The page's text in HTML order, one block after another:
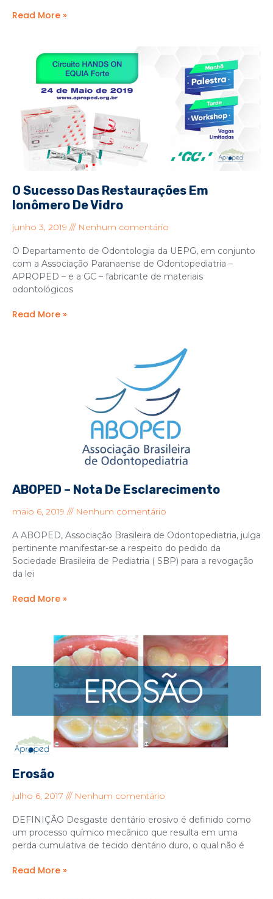
Read More »
O Sucesso Das Restaurações Em
Ionômero De Vidro
junho 3, 2019 Nenhum comentário
O Departamento de Odontologia da UEPG, em conjunto
com a Associação Paranaense de Odontopediatria –
APROPED – e a GC – fabricante de materiais
odontológicos
Read More »
ABOPED – Nota De Esclarecimento
maio 6, 2019 Nenhum comentário
A ABOPED, Associação Brasileira de Odontopediatria, julga
pertinente manifestar-se a respeito do pedido da
Sociedade Brasileira de Pediatria ( SBP) para a revogação
da lei
Read More »
Erosão
julho 6, 2017 Nenhum comentário
DEFINIÇÃO Desgaste dentário erosivo é definido como
um processo químico mecânico que resulta em uma
perda cumulativa de tecido dentário duro, o qual não é
Read More »